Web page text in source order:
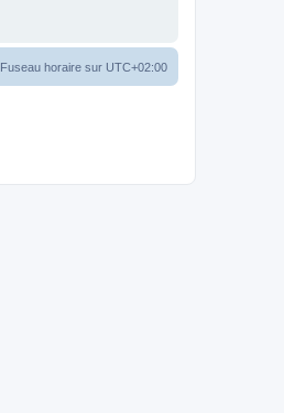
Fuseau horaire sur UTC+02:00